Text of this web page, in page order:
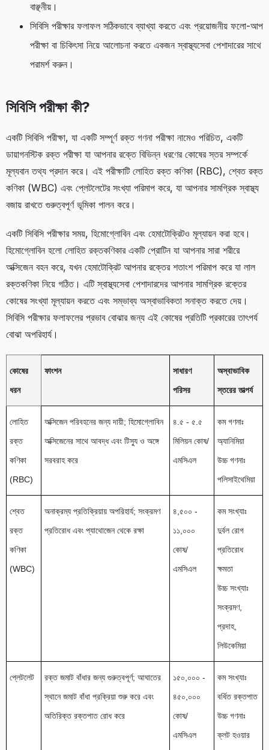
বাঞ্ছনীয়।
সিবিসি পরীক্ষার ফলাফল সঠিকভাবে ব্যাখ্যা করতে এবং প্রয়োজনীয় ফলো-আপ
পরীক্ষা বা চিকিৎসা নিয়ে আলোচনা করতে একজন স্বাস্থ্যসেবা পেশাদারের সাথে
পরামর্শ করুন।
সিবিসি পরীক্ষা কী?
একটি সিবিসি পরীক্ষা, যা একটি সম্পূর্ণ রক্ত ​​গণনা পরীক্ষা নামেও পরিচিত, একটি
ডায়াগনস্টিক রক্ত ​​পরীক্ষা যা আপনার রক্তে বিভিন্ন ধরণের কোষের স্তর সম্পর্কে
মূল্যবান তথ্য প্রদান করে। এই পরীক্ষাটি লোহিত রক্ত ​​কণিকা (RBC), শ্বেত রক্ত
​​কণিকা (WBC) এবং প্লেটলেটের সংখ্যা পরিমাপ করে, যা আপনার সামগ্রিক স্বাস্থ্য
বজায় রাখতে গুরুত্বপূর্ণ ভূমিকা পালন করে।
একটি সিবিসি পরীক্ষার সময়, হিমোগ্লোবিন এবং হেমাটোক্রিটও মূল্যায়ন করা হবে।
হিমোগ্লোবিন হলো লোহিত রক্তকণিকার একটি প্রোটিন যা আপনার সারা শরীরে
অক্সিজেন বহন করে, যখন হেমাটোক্রিট আপনার রক্তের শতাংশ পরিমাপ করে যা লাল
রক্তকণিকা নিয়ে গঠিত। এটি স্বাস্থ্যসেবা পেশাদারদের আপনার সামগ্রিক রক্তের
কোষের সংখ্যা মূল্যায়ন করতে এবং সম্ভাব্য অস্বাভাবিকতা সনাক্ত করতে দেয়।
সিবিসি পরীক্ষার ফলাফলের প্রভাব বোঝার জন্য এই কোষের প্রতিটি প্রকারের তাৎপর্য
বোঝা অপরিহার্য।
কোষের
ধরন
ফাংশন
সাধারণ
পরিসর
অস্বাভাবিক
স্তরের তাত্পর্য
লোহিত
রক্ত
কণিকা
(RBC)
অক্সিজেন পরিবহনের জন্য দায়ী; হিমোগ্লোবিন
অক্সিজেনের সাথে আবদ্ধ এবং টিস্যু ও অঙ্গে
সরবরাহ করে
৪.৫ - ৫.৫
মিলিয়ন কোষ/
এমসিএল
কম গণনাঃ
অ্যানিমিয়া
উচ্চ গণনাঃ
পলিসাইথেমিয়া
শ্বেত
রক্ত
কণিকা
(WBC)
অনাক্রম্য প্রতিক্রিয়ায় অপরিহার্য; সংক্রমণ
প্রতিরোধ এবং প্যাথোজেন থেকে রক্ষা
৪,৫০০ -
১১,০০০
কোষ/
এমসিএল
কম সংখ্যাঃ
দুর্বল রোগ
প্রতিরোধ
ক্ষমতা
উচ্চ সংখ্যাঃ
সংক্রমণ,
প্রদাহ,
লিউকেমিয়া
প্লেটলেট
রক্ত জমাট বাঁধার জন্য গুরুত্বপূর্ণ; আঘাতের
স্থানে জমাট বাঁধা প্রক্রিয়া শুরু করে এবং
অতিরিক্ত রক্তপাত রোধ করে
১৫০,০০০ -
৪৫০,০০০
কোষ/
এমসিএল
কম সংখ্যাঃ
বর্ধিত রক্তপাত
উচ্চ গণনাঃ
ক্লট হওয়ার